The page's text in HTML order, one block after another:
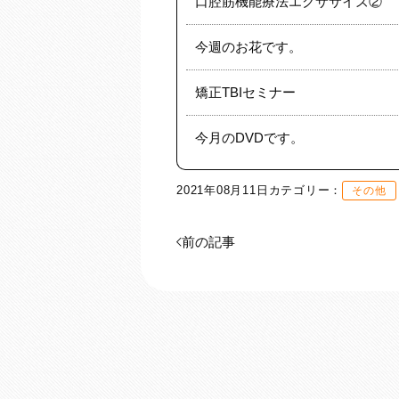
今週のお花です。
矯正TBIセミナー
今月のDVDです。
2021年08月11日 カテゴリー： その他
前の記事